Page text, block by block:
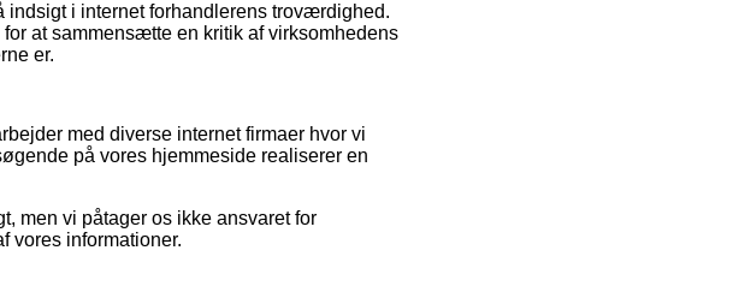
i internet forhandlerens troværdighed.
at sammensætte en kritik af virksomhedens
er.
med diverse internet firmaer hvor vi
på vores hjemmeside realiserer en
men vi påtager os ikke ansvaret for
vores informationer.